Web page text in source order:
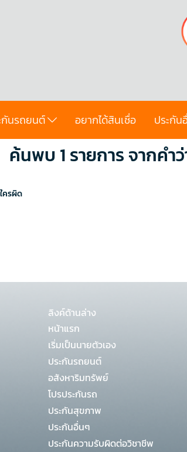
กันรถยนต์ อยากได้สินเชื่อ ประกัน
ค้นพบ 1 รายการ จากคำ
ครผิด
ลิงค์ด้านล่าง
หน้าแรก
เริ่มเป็นนายตัวเอง
ประกันรถยนต์
อสังหาริมทรัพย์
โปรประกันรถ
ประกันสุขภาพ
ประกันอื่นๆ
ประกันความรับผิดต่อวิชาชีพ